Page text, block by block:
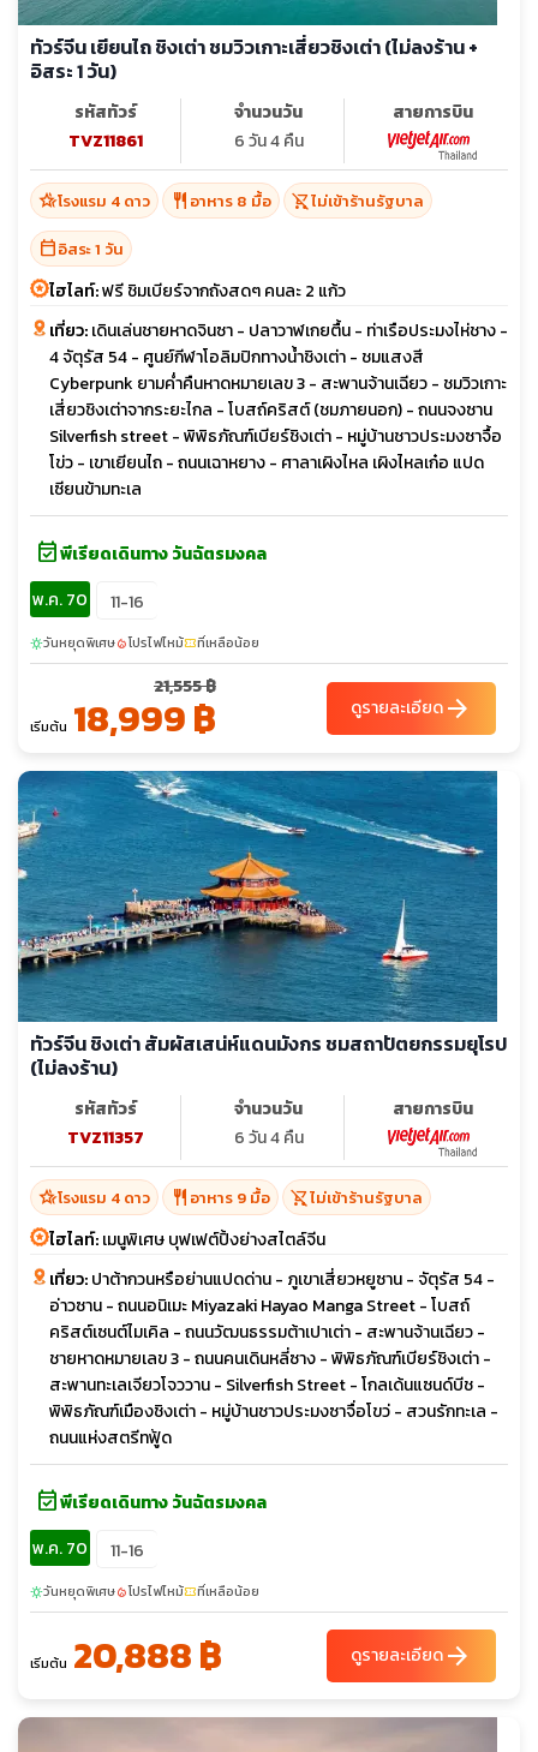
ทัวร์จีน เยียนไถ ชิงเต่า ชมวิวเกาะเสี่ยวชิงเต่า (ไม่ลงร้าน +
อิสระ 1 วัน)
รหัสทัวร์
TVZ11861
จำนวนวัน
6 วัน 4 คืน
สายการบิน
hotel_classโรงแรม 4 ดาว restaurant อาหาร 8 มื้อ shopping_cart_offไม่เข้าร้านรัฐบาล
calendar_todayอิสระ 1 วัน
ไฮไลท์:ฟรี ชิมเบียร์จากถังสดๆ คนละ 2 แก้ว
เที่ยว:เดินเล่นชายหาดจินซา - ปลาวาฬเกยตื้น - ท่าเรือประมงไห่ชาง -
4 จัตุรัส 54 - ศูนย์กีฬาโอลิมปิกทางน้ำชิงเต่า - ชมแสงสี
Cyberpunk ยามค่ำคืนหาดหมายเลข 3 - สะพานจ้านเฉียว - ชมวิวเกาะ
เสี่ยวชิงเต่าจากระยะไกล - โบสถ์คริสต์ (ชมภายนอก) - ถนนจงซาน
Silverfish street - พิพิธภัณฑ์เบียร์ชิงเต่า - หมู่บ้านชาวประมงซาจื้อ
โข่ว - เขาเยียนไถ - ถนนเฉาหยาง - ศาลาเผิงไหล เผิงไหลเก๋อ แปด
เซียนข้ามทะเล
event_availableพีเรียดเดินทาง วันฉัตรมงคล
พ.ค. 70
11-16
sunnyวันหยุดพิเศษlocal_fire_departmentโปรไฟไหม้confirmation_numberที่เหลือน้อย
เริ่มต้น
21,555 ฿
18,999 ฿ ดูรายละเอียดarrow_forward
ทัวร์จีน ชิงเต่า สัมผัสเสน่ห์แดนมังกร ชมสถาปัตยกรรมยุโรป
(ไม่ลงร้าน)
รหัสทัวร์
TVZ11357
จำนวนวัน
6 วัน 4 คืน
สายการบิน
hotel_classโรงแรม 4 ดาว restaurant อาหาร 9 มื้อ shopping_cart_offไม่เข้าร้านรัฐบาล
ไฮไลท์:เมนูพิเศษ บุฟเฟต์ปิ้งย่างสไตล์จีน
เที่ยว:ปาต้ากวนหรือย่านแปดด่าน - ภูเขาเสี่ยวหยูซาน - จัตุรัส 54 -
อ่าวซาน - ถนนอนิเมะ Miyazaki Hayao Manga Street - โบสถ์
คริสต์เซนต์ไมเคิล - ถนนวัฒนธรรมต้าเปาเต่า - สะพานจ้านเฉียว -
ชายหาดหมายเลข 3 - ถนนคนเดินหลี่ซาง - พิพิธภัณฑ์เบียร์ชิงเต่า -
สะพานทะเลเจียวโจววาน - Silverfish Street - โกลเด้นแซนด์บีช -
พิพิธภัณฑ์เมืองชิงเต่า - หมู่บ้านชาวประมงซาจื่อโขว่ - สวนรักทะเล -
ถนนแห่งสตรีทฟู้ด
event_availableพีเรียดเดินทาง วันฉัตรมงคล
พ.ค. 70
11-16
sunnyวันหยุดพิเศษlocal_fire_departmentโปรไฟไหม้confirmation_numberที่เหลือน้อย
เริ่มต้น 20,888 ฿ ดูรายละเอียดarrow_forward